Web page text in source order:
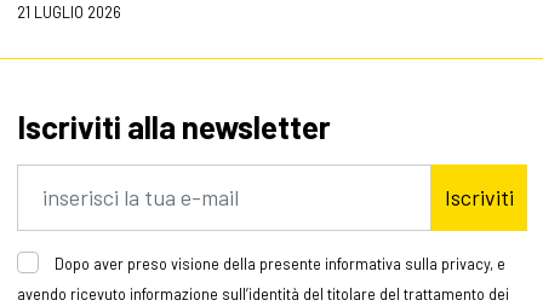
21 LUGLIO 2026
Iscriviti alla newsletter
Iscriviti
Dopo aver preso visione della presente informativa sulla privacy, e
avendo ricevuto informazione sull’identità del titolare del trattamento dei